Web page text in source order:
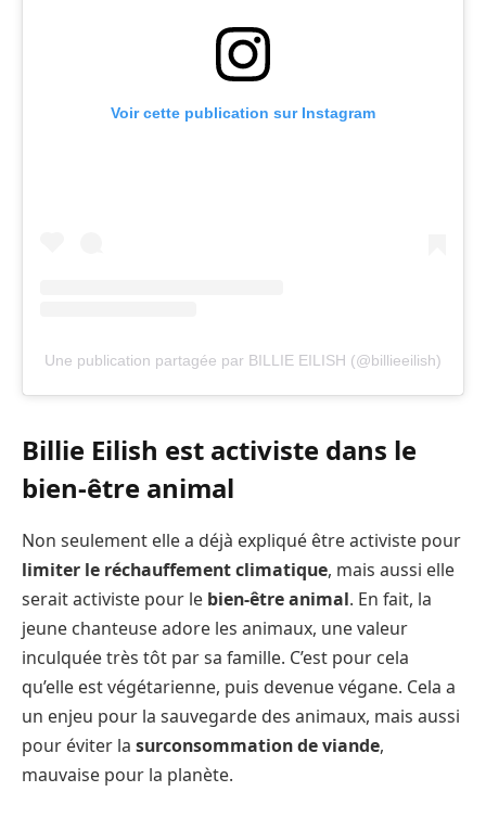
Voir cette publication sur Instagram
Une publication partagée par BILLIE EILISH (@billieeilish)
Billie Eilish est activiste dans le
bien-être animal
Non seulement elle a déjà expliqué être activiste pour
limiter le réchauffement climatique, mais aussi elle
serait activiste pour le bien-être animal. En fait, la
jeune chanteuse adore les animaux, une valeur
inculquée très tôt par sa famille. C’est pour cela
qu’elle est végétarienne, puis devenue végane. Cela a
un enjeu pour la sauvegarde des animaux, mais aussi
pour éviter la surconsommation de viande,
mauvaise pour la planète.